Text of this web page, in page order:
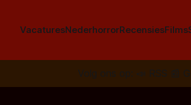
VacaturesNederhorrorRecensiesFilms
Volg ons op: 📣 RSS 📰